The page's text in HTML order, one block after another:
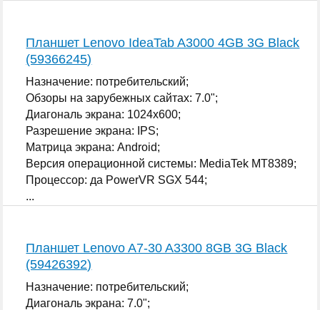
Планшет Lenovo IdeaTab A3000 4GB 3G Black
(59366245)
Назначение: потребительский;
Обзоры на зарубежных сайтах: 7.0";
Диагональ экрана: 1024x600;
Разрешение экрана: IPS;
Матрица экрана: Android;
Версия операционной системы: MediaTek MT8389;
Процессор: да PowerVR SGX 544;
...
Планшет Lenovo A7-30 A3300 8GB 3G Black
(59426392)
Назначение: потребительский;
Диагональ экрана: 7.0";